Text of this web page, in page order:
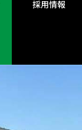
採用情報